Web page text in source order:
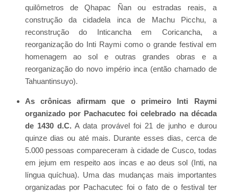
quilômetros de Qhapac Ñan ou estradas reais, a
construção da cidadela inca de Machu Picchu, a
reconstrução do Inticancha em Coricancha, a
reorganização do Inti Raymi como o grande festival em
homenagem ao sol e outras grandes obras e a
reorganização do novo império inca (então chamado de
Tahuantinsuyo).
As crônicas afirmam que o primeiro Inti Raymi
organizado por Pachacutec foi celebrado na década
de 1430 d.C.A data provável foi 21 de junho e durou
quinze dias ou até mais. Durante esses dias, cerca de
5.000 pessoas compareceram à cidade de Cusco, todas
em jejum em respeito aos incas e ao deus sol (Inti, na
língua quíchua). Uma das mudanças mais importantes
organizadas por Pachacutec foi o fato de o festival ter